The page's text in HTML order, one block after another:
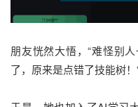
朋友恍然大悟，“难怪别
了，原来是点错了技能树！